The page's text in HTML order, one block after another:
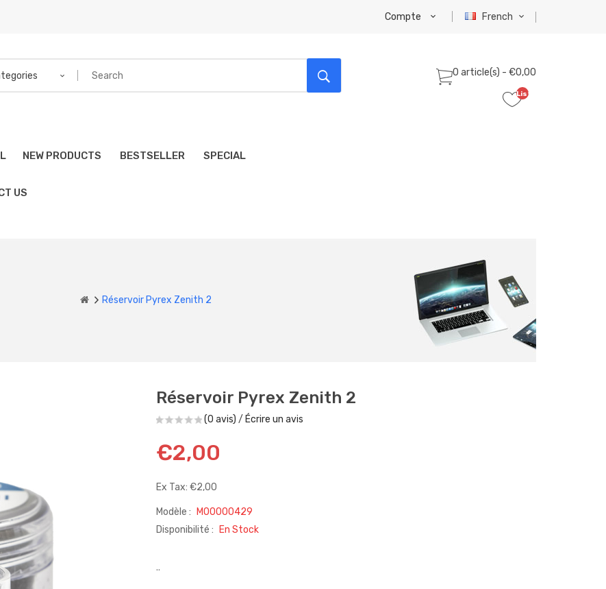
French
Compte
0 article(s) - €0,00
Liste
NEW PRODUCTS BESTSELLER SPECIAL
US
Réservoir Pyrex Zenith 2
Réservoir Pyrex Zenith 2
(0 avis) / Écrire un avis
€2,00
Ex Tax: €2,00
Modèle :
M00000429
Disponibilité :
En Stock
..